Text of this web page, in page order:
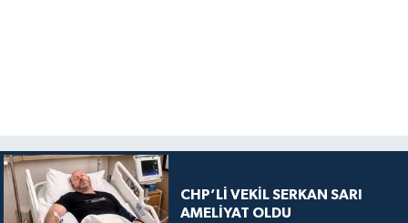
CHP’Lİ VEKİL SERKAN SARI
AMELİYAT OLDU